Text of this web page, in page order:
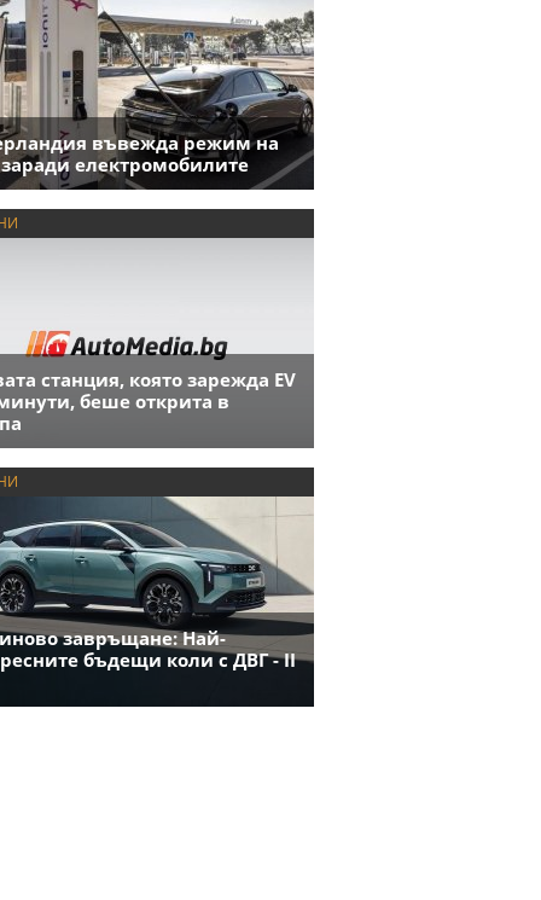
въвежда режим на
заради електромобилите
станция, която зарежда EV
беше открита в
завръщане: Най-
бъдещи коли с ДВГ - II